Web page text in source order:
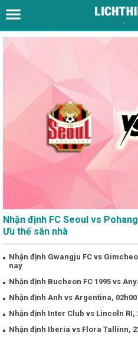
Nhận định FC Seoul vs
Ưu thế sân nhà
Nhận định Gwangju FC vs
nay
Nhận định Bucheon FC 1995 vs
Nhận định Anh vs Argentina,
Nhận định Inter Club vs Lincoln RI,
Nhận định Iberia vs Flora Tallinn,